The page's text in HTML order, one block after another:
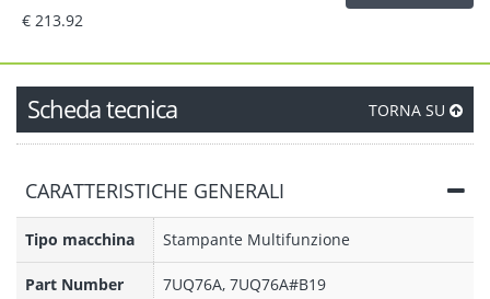
€ 213.92
Scheda tecnica TORNA SU
CARATTERISTICHE GENERALI
Tipo macchina Stampante Multifunzione
Part Number 7UQ76A, 7UQ76A#B19